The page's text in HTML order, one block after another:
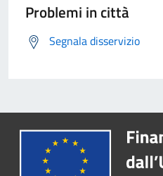
Problemi in città
Segnala disservizio